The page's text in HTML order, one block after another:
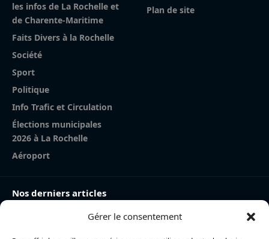
Gérer le consentement
les infos de La Rochelle et
de Charente-Maritime
Faits Divers à la Rochelle
Société
Sport
Politique
Info Trafic et Circulation
Élections municipales
2026 à La Rochelle
Aéroport
Plan de site
Nos derniers articles
Charente-Maritime : la directrice de la police nationale,